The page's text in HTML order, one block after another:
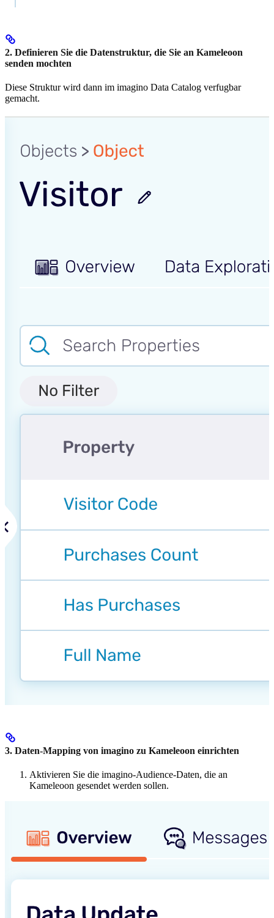
2. Definieren Sie die Datenstruktur, die Sie an Kameleoon
senden mochten
Diese Struktur wird dann im imagino Data Catalog verfugbar
gemacht.
3. Daten-Mapping von imagino zu Kameleoon einrichten
Aktivieren Sie die imagino-Audience-Daten, die an
Kameleoon gesendet werden sollen.